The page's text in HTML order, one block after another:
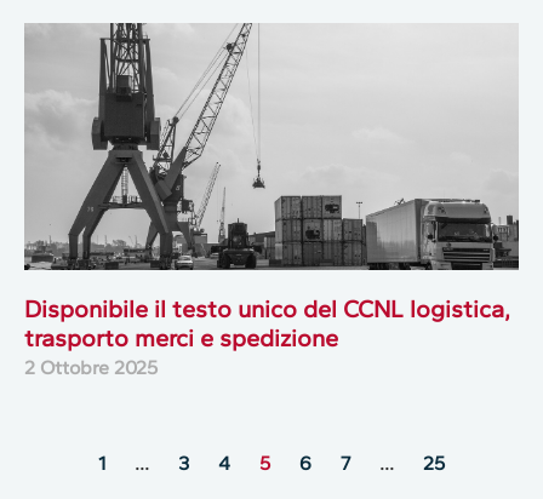
Disponibile il testo unico del CCNL logistica,
trasporto merci e spedizione
2 Ottobre 2025
1 … 3 4 5 6 7 … 25